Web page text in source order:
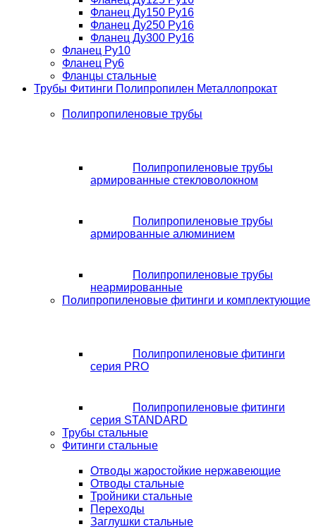
Фланец Ду150 Ру16
Фланец Ду250 Ру16
Фланец Ду300 Ру16
Фланец Ру10
Фланец Ру6
Фланцы стальные
Трубы Фитинги Полипропилен Металлопрокат
Полипропиленовые трубы
Полипропиленовые трубы
армированные стекловолокном
Полипропиленовые трубы
армированные алюминием
Полипропиленовые трубы
неармированные
Полипропиленовые фитинги и комплектующие
Полипропиленовые фитинги
серия PRO
Полипропиленовые фитинги
серия STANDARD
Трубы стальные
Фитинги стальные
Отводы жаростойкие нержавеющие
Отводы стальные
Тройники стальные
Переходы
Заглушки стальные